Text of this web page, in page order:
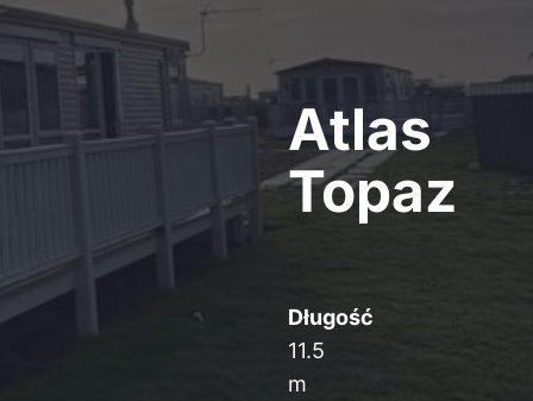
Atlas
Topaz
Długość
11.5
m